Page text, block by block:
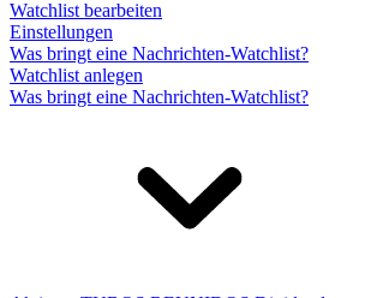
Watchlist bearbeiten
Einstellungen
Was bringt eine Nachrichten-Watchlist?
Watchlist anlegen
Was bringt eine Nachrichten-Watchlist?